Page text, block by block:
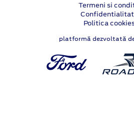
Termeni si
Politica
platformă dezvoltată